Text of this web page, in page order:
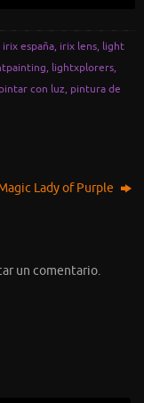
irix españa, irix lens, light
, lightxplorers,
pintar con luz, pintura de
Lady of Purple
un comentario.